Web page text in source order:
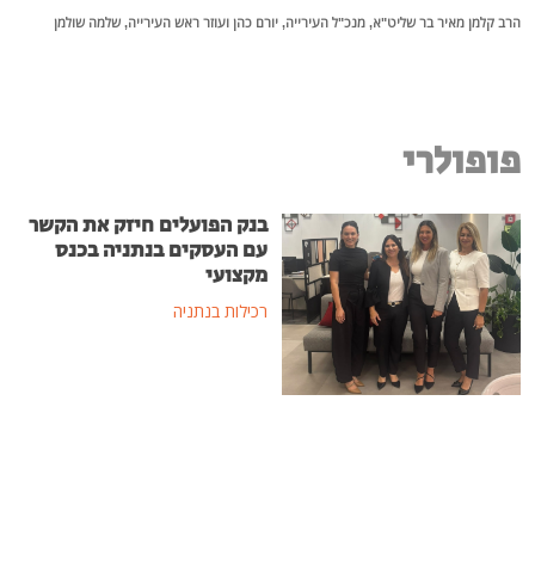
הרב קלמן מאיר בר שליט"א, מנכ"ל העירייה, יורם כהן ועוזר ראש העירייה, שלמה שולמן
פופולרי
בנק הפועלים חיזק את הקשר
עם העסקים בנתניה בכנס
מקצועי
רכילות בנתניה